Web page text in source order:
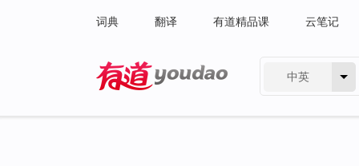
词典 翻译 有道精品课 云笔记
中英